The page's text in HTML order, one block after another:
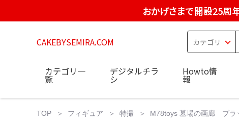
おかげさまで開設25周
CAKEBYSEMIRA.COM
カテゴリ一
覧
デジタルチラ
シ
Howto情
報
TOP フィギュア 特撮 M78toys 墓場の画廊 ブラ